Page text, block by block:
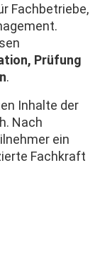
Fachbetriebe,
Prüfung
.
Inhalte der
Nach
ein
Fachkraft